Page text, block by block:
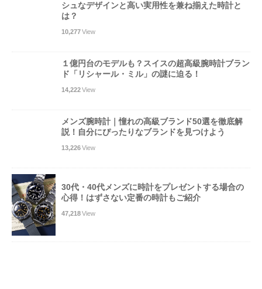
シュなデザインと高い実用性を兼ね揃えた時計と
は？
10,277View
１億円台のモデルも？スイスの超高級腕時計ブラン
ド「リシャール・ミル」の謎に迫る！
14,222View
メンズ腕時計｜憧れの高級ブランド50選を徹底解
説！自分にぴったりなブランドを見つけよう
13,226View
30代・40代メンズに時計をプレゼントする場合の
心得！はずさない定番の時計もご紹介
47,218View